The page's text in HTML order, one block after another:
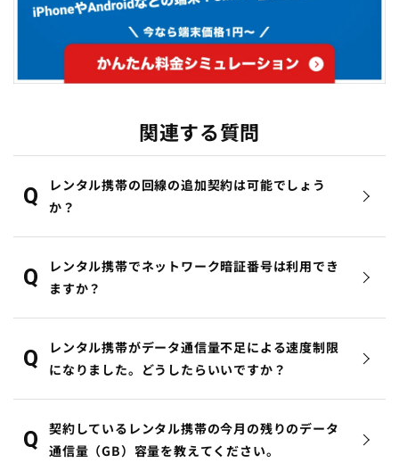
関連する質問
レンタル携帯の回線の追加契約は可能でしょう
か？
レンタル携帯でネットワーク暗証番号は利用でき
ますか？
レンタル携帯がデータ通信量不足による速度制限
になりました。どうしたらいいですか？
契約しているレンタル携帯の今月の残りのデータ
通信量（GB）容量を教えてください。